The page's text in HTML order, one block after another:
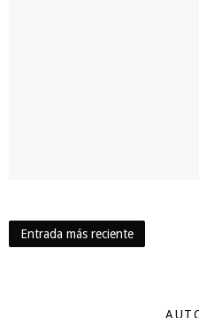
Entrada más reciente